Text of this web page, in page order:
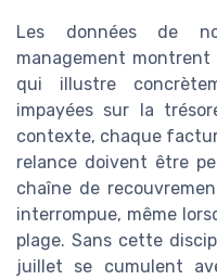
Les données de
management montrent
qui illustre
impayées sur la
contexte, chaque
relance doivent être
chaîne de
interrompue, même
plage. Sans cette
juillet se cumulent